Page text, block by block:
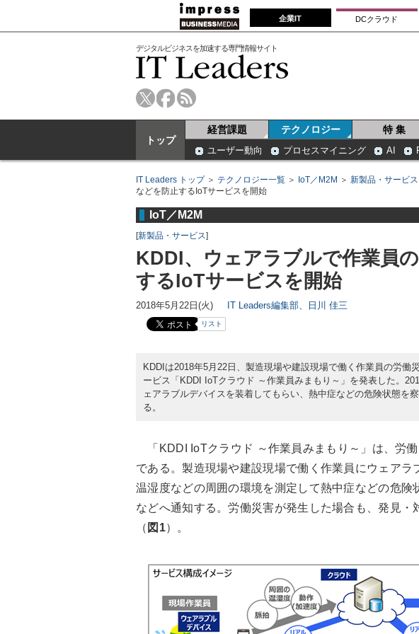
企業IT DCクラウド
デジタルビジネスを加速する専門情報サイト
トップ
経営課題 テクノロジー 特 集
ユーザー動向 プロセスマイニング AI
IT Leaders トップ＞ テクノロジー一覧 ＞ IoT／M2M ＞ 新製品・サービス
などを防止するIoTサービスを開始
IoT／M2M
[新製品・サービス]
KDDI、ウェアラブルで作業員
するIoTサービスを開始
2018年5月22日(火) IT Leaders編集部、日川 佳三
リスト
KDDIは2018年5月22日、製造現場や建設現場で働く作業員の労働
ービス「KDDI IoTクラウド ～作業員みまもり～」を発表した。
ェアラブルデバイスを装着してもらい、熱中症などの危険状態を
る。
「KDDI IoTクラウド ～作業員みまもり～」は、労
である。製造現場や建設現場で働く作業員にウェアラ
温湿度などの周囲の環境を測定して熱中症などの危険
などへ通知する。労働災害が発生した場合も、発見・
（ 図1）。